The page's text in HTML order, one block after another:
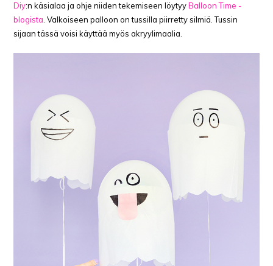
Diy:n käsialaa ja ohje niiden tekemiseen löytyyBalloon Time -
blogista . Valkoiseen palloon on tussilla piirretty silmiä. Tussin
sijaan tässä voisi käyttää myös akryylimaalia.